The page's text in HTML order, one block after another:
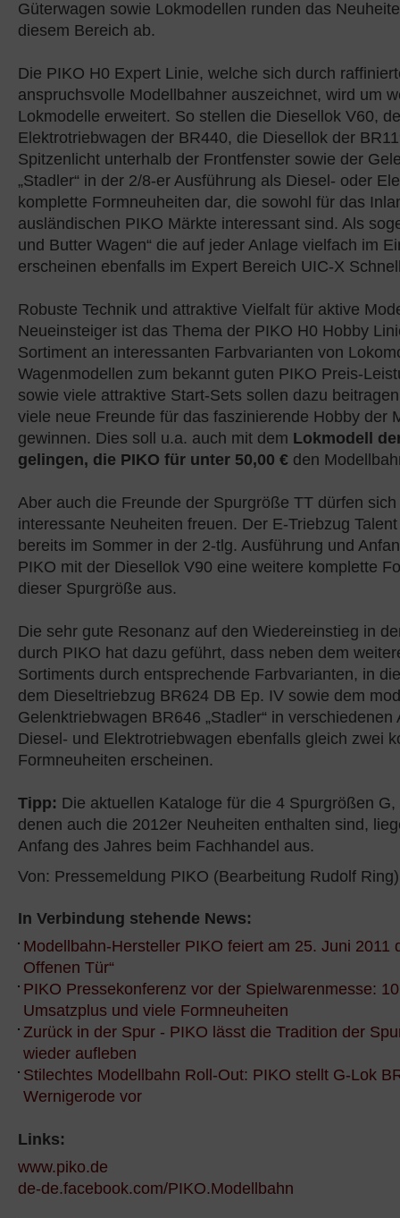
Güterwagen sowie Lokmodellen runden das
diesem Bereich ab.
Die PIKO H0 Expert Linie, welche sich durch
anspruchsvolle Modellbahner auszeichnet, wird um
Lokmodelle erweitert. So stellen die Diesellok V60,
Elektrotriebwagen der BR440, die Diesellok der
Spitzenlicht unterhalb der Frontfenster sowie der
„Stadler“ in der 2/8-er Ausführung als Diesel- oder
komplette Formneuheiten dar, die sowohl für das
ausländischen PIKO Märkte interessant sind. Als
und Butter Wagen“ die auf jeder Anlage vielfach im
erscheinen ebenfalls im Expert Bereich UIC-X
Robuste Technik und attraktive Vielfalt für aktive
Neueinsteiger ist das Thema der PIKO H0 Hobby
Sortiment an interessanten Farbvarianten von
Wagenmodellen zum bekannt guten PIKO Preis-
sowie viele attraktive Start-Sets sollen dazu
viele neue Freunde für das faszinierende Hobby der
gewinnen. Dies soll u.a. auch mit dem Lokmodell
gelingen, die PIKO für unter 50,00 € den
Aber auch die Freunde der Spurgröße TT dürfen
interessante Neuheiten freuen. Der E-Triebzug
bereits im Sommer in der 2-tlg. Ausführung und
PIKO mit der Diesellok V90 eine weitere komplette
dieser Spurgröße aus.
Die sehr gute Resonanz auf den Wiedereinstieg in
durch PIKO hat dazu geführt, dass neben dem
Sortiments durch entsprechende Farbvarianten, in
dem Dieseltriebzug BR624 DB Ep. IV sowie dem
Gelenktriebwagen BR646 „Stadler“ in
Diesel- und Elektrotriebwagen ebenfalls gleich zwei
Formneuheiten erscheinen.
Tipp: Die aktuellen Kataloge für die 4 Spurgrößen
denen auch die 2012er Neuheiten enthalten sind,
Anfang des Jahres beim Fachhandel aus.
Von: Pressemeldung PIKO (Bearbeitung Rudolf Ring)
In Verbindung stehende News:
Modellbahn-Hersteller PIKO feiert am 25. Juni 2011
Offenen Tür“
PIKO Pressekonferenz vor der Spielwarenmesse:
Umsatzplus und viele Formneuheiten
Zurück in der Spur - PIKO lässt die Tradition der
wieder aufleben
Stilechtes Modellbahn Roll-Out: PIKO stellt G-Lok
Wernigerode vor
Links:
www.piko.de
de-de.facebook.com/PIKO.Modellbahn